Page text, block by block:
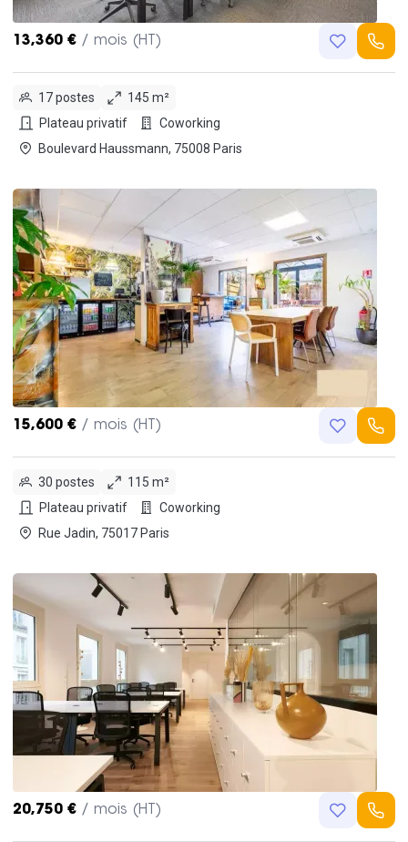
13,360 € / mois (HT)
17 postes
145 m²
Plateau privatif
Coworking
Boulevard Haussmann, 75008 Paris
15,600 € / mois (HT)
30 postes
115 m²
Plateau privatif
Coworking
Rue Jadin, 75017 Paris
20,750 € / mois (HT)